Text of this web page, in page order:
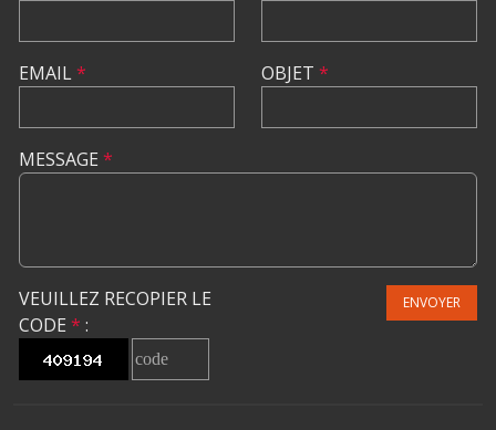
EMAIL* OBJET *
MESSAGE *
VEUILLEZ RECOPIER LE
CODE * :
ENVOYER